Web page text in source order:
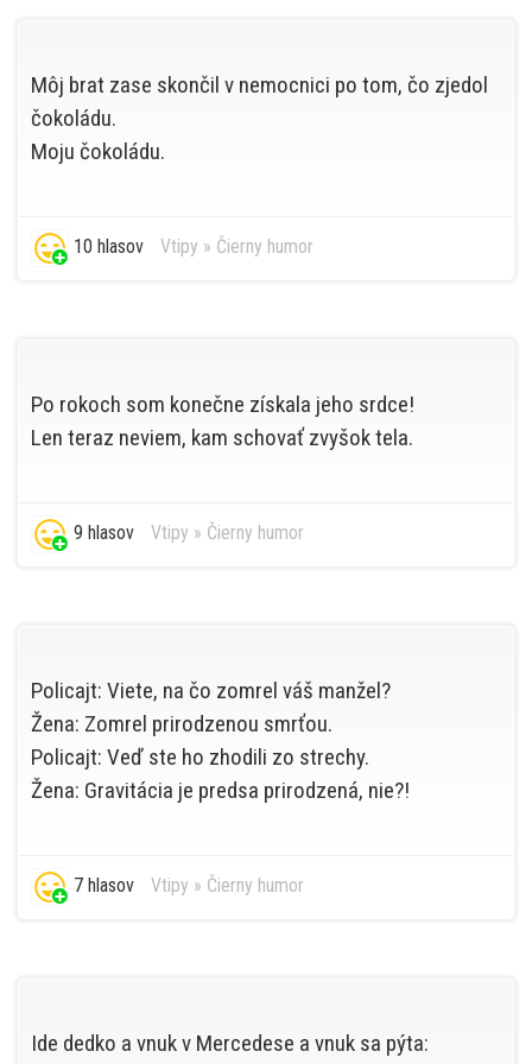
Môj brat zase skončil v nemocnici po tom, čo zjedol
čokoládu.
Moju čokoládu.
10 hlasov Vtipy » Čierny humor
Po rokoch som konečne získala jeho srdce!
Len teraz neviem, kam schovať zvyšok tela.
9 hlasov Vtipy » Čierny humor
Policajt: Viete, na čo zomrel váš manžel?
Žena: Zomrel prirodzenou smrťou.
Policajt: Veď ste ho zhodili zo strechy.
Žena: Gravitácia je predsa prirodzená, nie?!
7 hlasov Vtipy » Čierny humor
Ide dedko a vnuk v Mercedese a vnuk sa pýta: